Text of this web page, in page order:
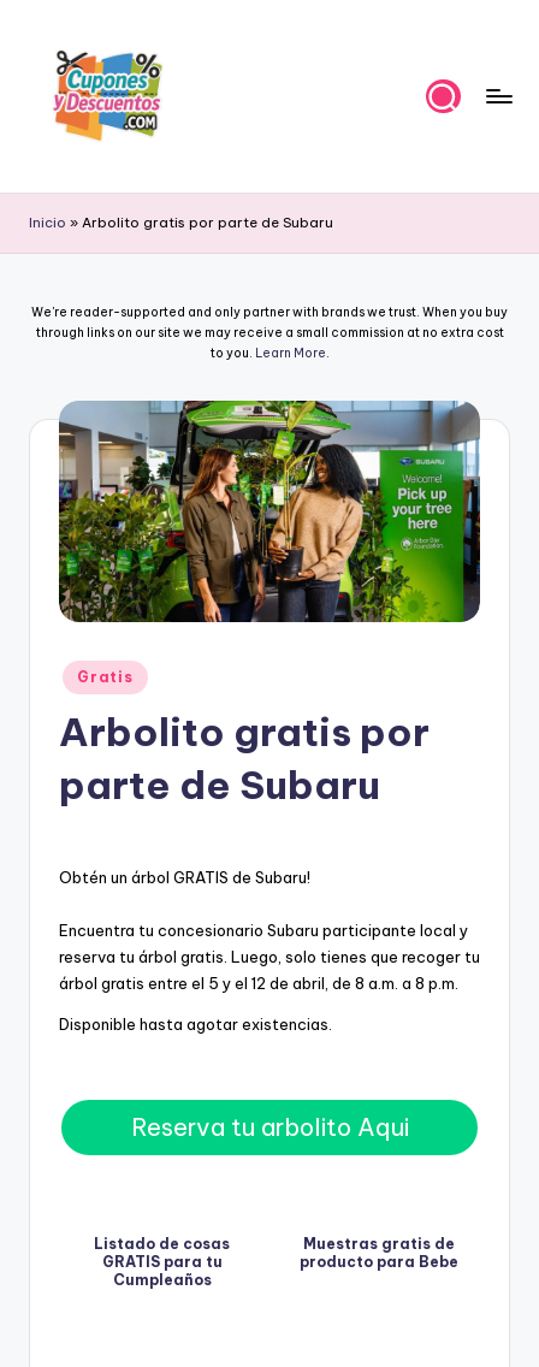
content
u
p
o
n
s
D
estas
y
descuentos
Inicio » Arbolito gratis por parte de Subaru
We're reader-supported and only partner with brands we trust. When you buy
through links on our site we may receive a small commission at no extra cost
to you. Learn More.
Posted
in
Gratis
Arbolito gratis por
parte de Subaru
Obtén un árbol GRATIS de Subaru!
Encuentra tu concesionario Subaru participante local y
reserva tu árbol gratis. Luego, solo tienes que recoger tu
árbol gratis entre el 5 y el 12 de abril, de 8 a.m. a 8 p.m.
Disponible hasta agotar existencias.
Reserva tu arbolito Aqui
Listado de cosas
GRATIS para tu
Cumpleaños
Muestras gratis de
producto para Bebe